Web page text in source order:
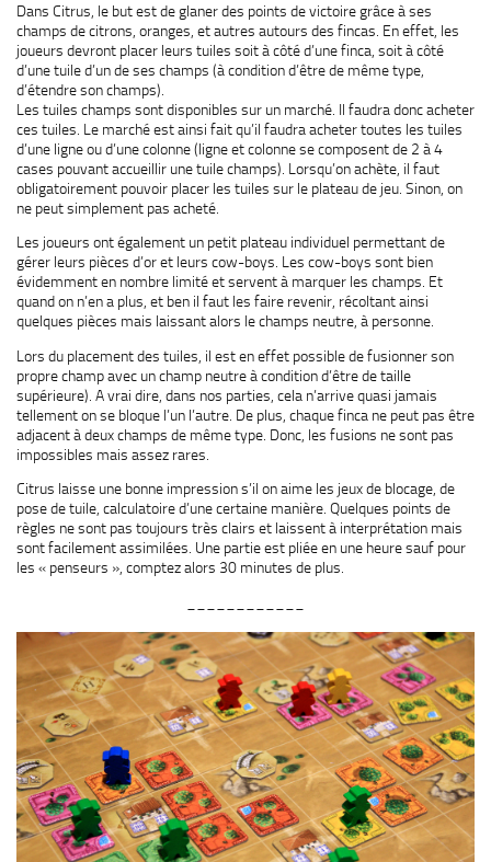
Dans Citrus, le but est de glaner des points de victoire grâce à ses
champs de citrons, oranges, et autres autours des fincas. En effet, les
joueurs devront placer leurs tuiles soit à côté d’une finca, soit à côté
d’une tuile d’un de ses champs (à condition d’être de même type,
d’étendre son champs).
Les tuiles champs sont disponibles sur un marché. Il faudra donc acheter
ces tuiles. Le marché est ainsi fait qu’il faudra acheter toutes les tuiles
d’une ligne ou d’une colonne (ligne et colonne se composent de 2 à 4
cases pouvant accueillir une tuile champs). Lorsqu’on achète, il faut
obligatoirement pouvoir placer les tuiles sur le plateau de jeu. Sinon, on
ne peut simplement pas acheté.
Les joueurs ont également un petit plateau individuel permettant de
gérer leurs pièces d’or et leurs cow-boys. Les cow-boys sont bien
évidemment en nombre limité et servent à marquer les champs. Et
quand on n’en a plus, et ben il faut les faire revenir, récoltant ainsi
quelques pièces mais laissant alors le champs neutre, à personne.
Lors du placement des tuiles, il est en effet possible de fusionner son
propre champ avec un champ neutre à condition d’être de taille
supérieure). A vrai dire, dans nos parties, cela n’arrive quasi jamais
tellement on se bloque l’un l’autre. De plus, chaque finca ne peut pas être
adjacent à deux champs de même type. Donc, les fusions ne sont pas
impossibles mais assez rares.
Citrus laisse une bonne impression s’il on aime les jeux de blocage, de
pose de tuile, calculatoire d’une certaine manière. Quelques points de
règles ne sont pas toujours très clairs et laissent à interprétation mais
sont facilement assimilées. Une partie est pliée en une heure sauf pour
les « penseurs », comptez alors 30 minutes de plus.